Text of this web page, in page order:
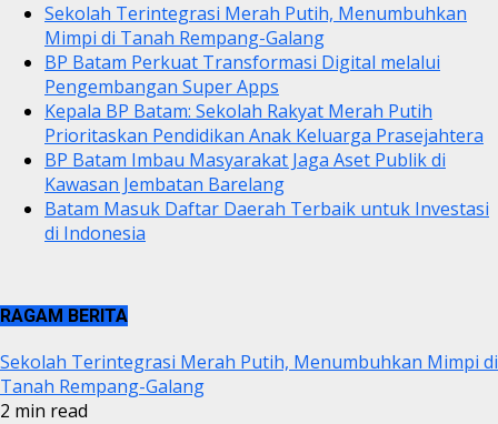
Sekolah Terintegrasi Merah Putih, Menumbuhkan
Mimpi di Tanah Rempang-Galang
BP Batam Perkuat Transformasi Digital melalui
Pengembangan Super Apps
Kepala BP Batam: Sekolah Rakyat Merah Putih
Prioritaskan Pendidikan Anak Keluarga Prasejahtera
BP Batam Imbau Masyarakat Jaga Aset Publik di
Kawasan Jembatan Barelang
Batam Masuk Daftar Daerah Terbaik untuk Investasi
di Indonesia
RAGAM BERITA
Sekolah Terintegrasi Merah Putih, Menumbuhkan Mimpi di
Tanah Rempang-Galang
2 min read